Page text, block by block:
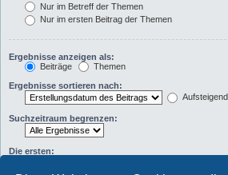
Nur im Betreff der Themen
Nur im ersten Beitrag der Themen
Ergebnisse anzeigen als:
Beiträge
Themen
Ergebnisse sortieren nach:
Aufsteigend
Suchzeitraum begrenzen:
Die ersten: